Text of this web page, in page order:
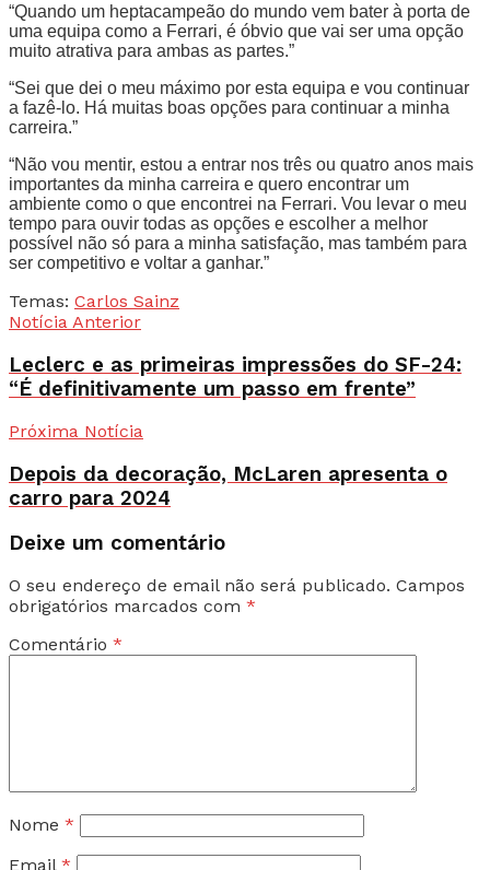
“Quando um heptacampeão do mundo vem bater à porta de
uma equipa como a Ferrari, é óbvio que vai ser uma opção
muito atrativa para ambas as partes.”
“Sei que dei o meu máximo por esta equipa e vou continuar
a fazê-lo. Há muitas boas opções para continuar a minha
carreira.”
“Não vou mentir, estou a entrar nos três ou quatro anos mais
importantes da minha carreira e quero encontrar um
ambiente como o que encontrei na Ferrari. Vou levar o meu
tempo para ouvir todas as opções e escolher a melhor
possível não só para a minha satisfação, mas também para
ser competitivo e voltar a ganhar.”
Temas: Carlos Sainz
Notícia Anterior
Leclerc e as primeiras impressões do SF-24:
“É definitivamente um passo em frente”
Próxima Notícia
Depois da decoração, McLaren apresenta o
carro para 2024
Deixe um comentário
O seu endereço de email não será publicado. Campos
obrigatórios marcados com *
Comentário *
Nome *
Email *